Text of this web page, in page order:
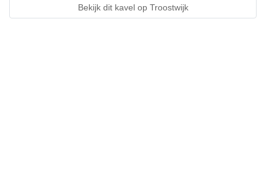
Bekijk dit kavel op Troostwijk